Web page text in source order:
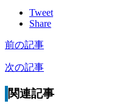
Tweet
Share
前の記事
次の記事
関連記事